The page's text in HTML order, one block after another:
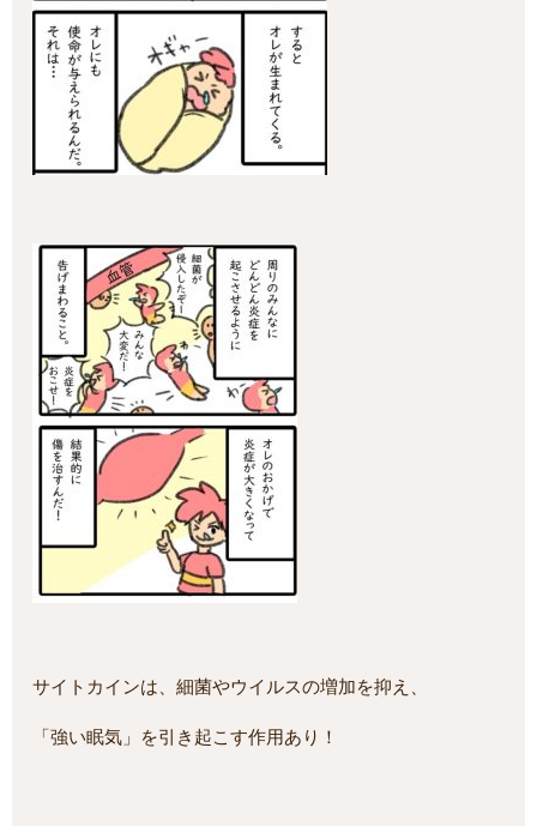
サイトカインは、細菌やウイルスの増加を抑え、
「強い眠気」を引き起こす作用あり！